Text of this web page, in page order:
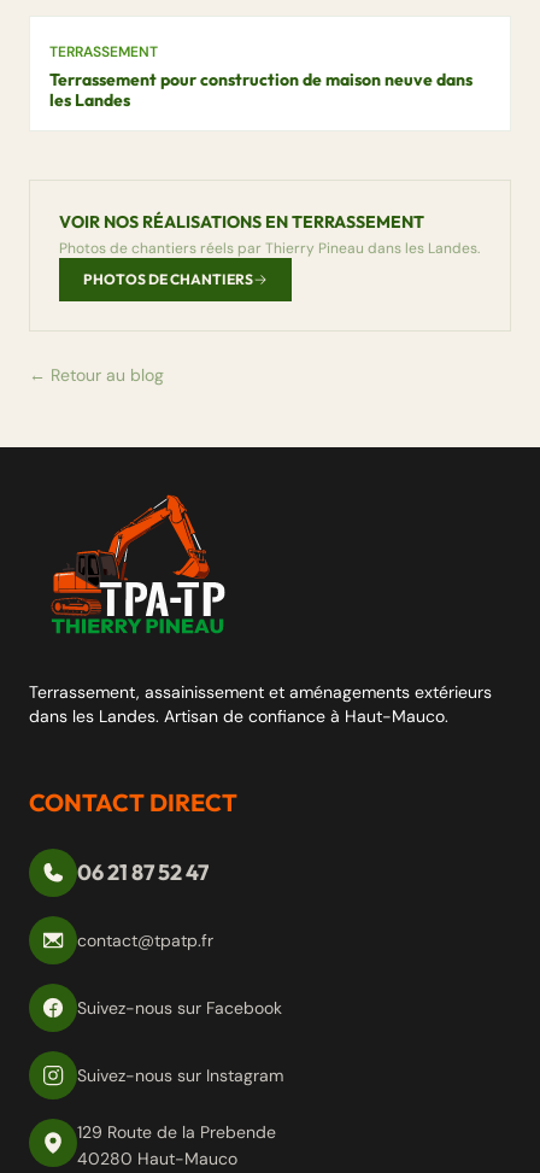
TERRASSEMENT
Terrassement pour construction de maison neuve dans
les Landes
VOIR NOS RÉALISATIONS EN TERRASSEMENT
Photos de chantiers réels par Thierry Pineau dans les Landes.
PHOTOS DE CHANTIERS
← Retour au blog
Terrassement, assainissement et aménagements extérieurs
dans les Landes. Artisan de confiance à Haut-Mauco.
CONTACT DIRECT
06 21 87 52 47
contact@tpatp.fr
Suivez-nous sur Facebook
Suivez-nous sur Instagram
129 Route de la Prebende
40280 Haut-Mauco